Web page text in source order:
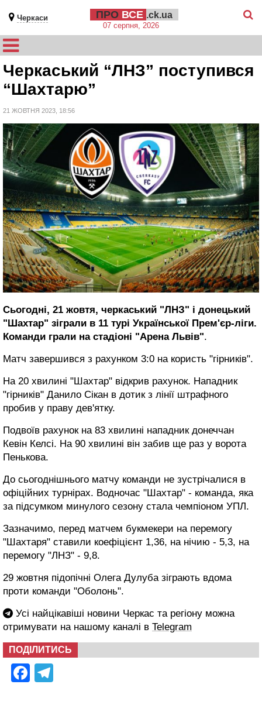
Черкаси ПРО ВСЕ .ck.ua
07 серпня, 2026
Черкаський “ЛНЗ” поступився
“Шахтарю”
21 ЖОВТНЯ 2023, 18:56
Сьогодні, 21 жовтя, черкаський "ЛНЗ" і донецький
"Шахтар" зіграли в 11 турі Української Прем'єр-ліги.
Команди грали на стадіоні "Арена Львів".
Матч завершився з рахунком 3:0 на користь "гірників".
На 20 хвилині "Шахтар" відкрив рахунок. Нападник
"гірників" Данило Сікан в дотик з лінії штрафного
пробив у праву дев'ятку.
Подвоїв рахунок на 83 хвилині нападник донеччан
Кевін Келсі. На 90 хвилині він забив ще раз у ворота
Пенькова.
До сьогоднішнього матчу команди не зустрічалися в
офіційних турнірах. Водночас "Шахтар" - команда, яка
за підсумком минулого сезону стала чемпіоном УПЛ.
Зазначимо, перед матчем букмекери на перемогу
"Шахтаря" ставили коефіцієнт 1,36, на нічию - 5,3, на
перемогу "ЛНЗ" - 9,8.
29 жовтня підопічні Олега Дулуба зіграють вдома
проти команди "Оболонь".
Усі найцікавіші новини Черкас та регіону можна
отримувати на нашому каналі в Telegram
ПОДІЛИТИСЬ
Facebook